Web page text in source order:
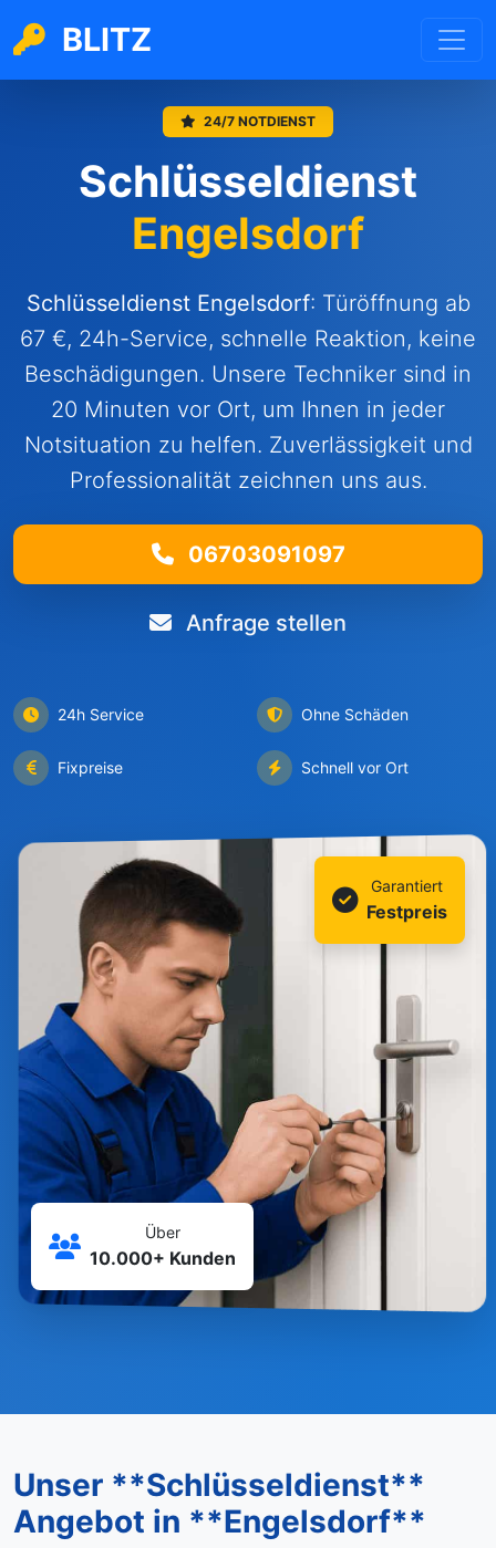
BLITZ
24/7 NOTDIENST
Schlüsseldienst
Engelsdorf
Schlüsseldienst Engelsdorf: Türöffnung ab
67 €, 24h-Service, schnelle Reaktion, keine
Beschädigungen. Unsere Techniker sind in
20 Minuten vor Ort, um Ihnen in jeder
Notsituation zu helfen. Zuverlässigkeit und
Professionalität zeichnen uns aus.
06703091097
Anfrage stellen
24h Service Ohne Schäden
Fixpreise Schnell vor Ort
Garantiert
Festpreis
Über
10.000+ Kunden
Unser **Schlüsseldienst**
Angebot in **Engelsdorf**